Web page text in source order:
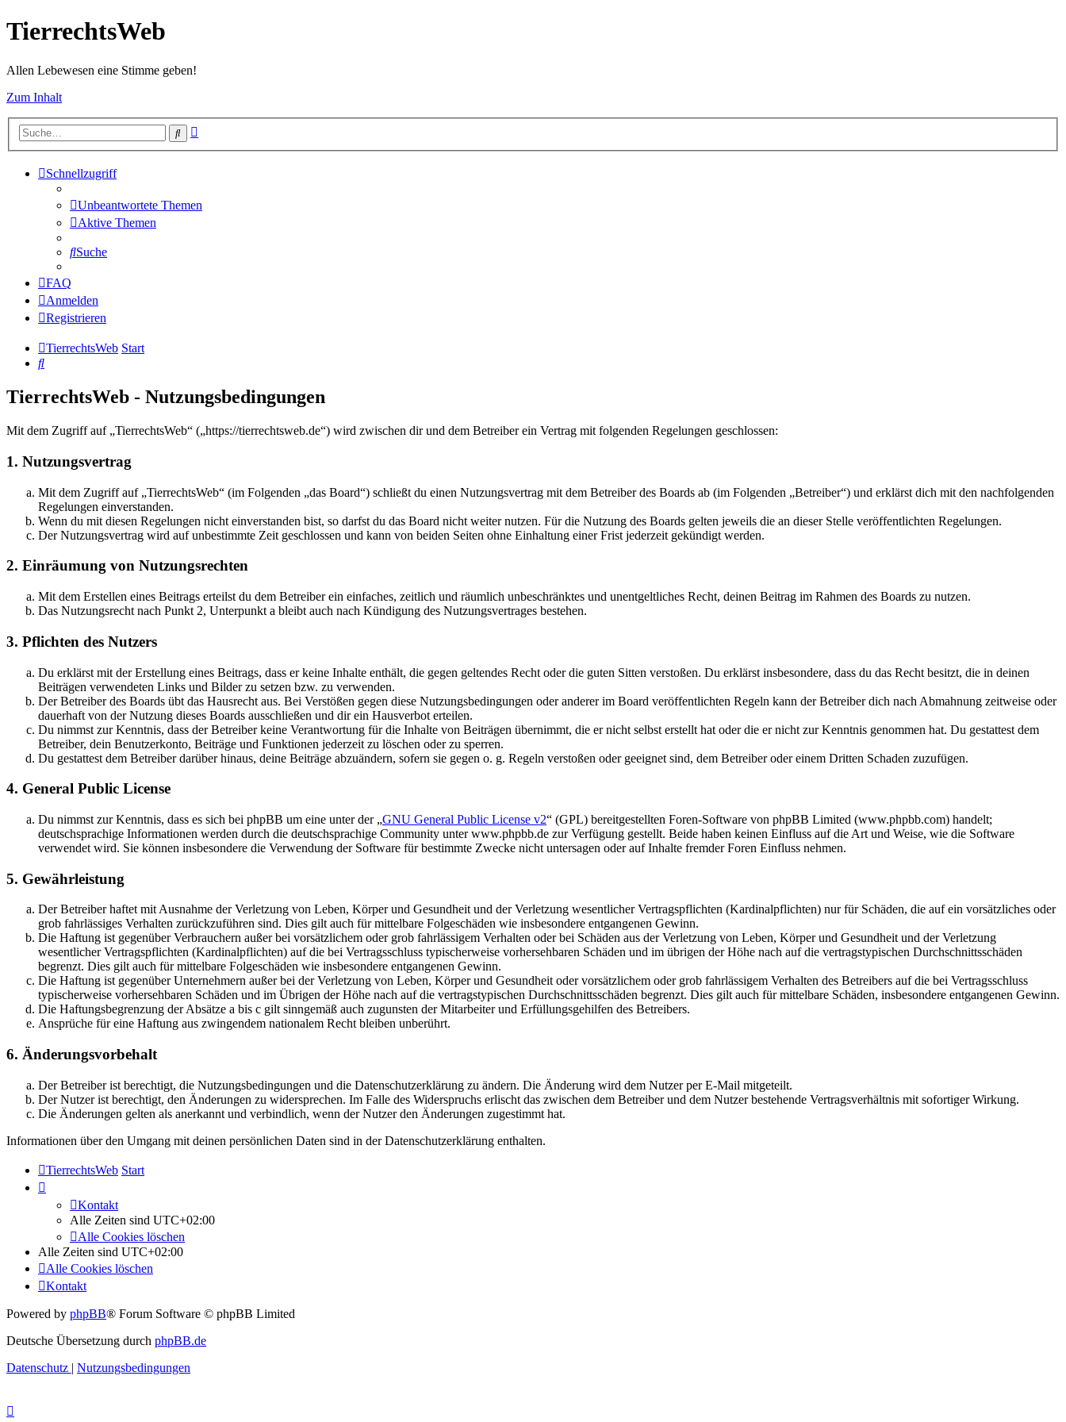
TierrechtsWeb
Allen Lebewesen eine Stimme geben!
Zum Inhalt
Suche
Schnellzugriff
Unbeantwortete Themen
Aktive Themen
Suche
FAQ
Anmelden
Registrieren
TierrechtsWeb Start
Suche
TierrechtsWeb - Nutzungsbedingungen
Mit dem Zugriff auf „TierrechtsWeb“ („https://tierrechtsweb.de“) wird zwischen dir und dem Betreiber ein Vertrag mit folgenden Regelungen geschlossen:
1. Nutzungsvertrag
Mit dem Zugriff auf „TierrechtsWeb“ (im Folgenden „das Board“) schließt du einen Nutzungsvertrag mit dem Betreiber des Boards ab (im Folgenden „Betreiber“) und erklärst dich mit den nachfolgenden
Regelungen einverstanden.
Wenn du mit diesen Regelungen nicht einverstanden bist, so darfst du das Board nicht weiter nutzen. Für die Nutzung des Boards gelten jeweils die an dieser Stelle veröffentlichten Regelungen.
Der Nutzungsvertrag wird auf unbestimmte Zeit geschlossen und kann von beiden Seiten ohne Einhaltung einer Frist jederzeit gekündigt werden.
2. Einräumung von Nutzungsrechten
Mit dem Erstellen eines Beitrags erteilst du dem Betreiber ein einfaches, zeitlich und räumlich unbeschränktes und unentgeltliches Recht, deinen Beitrag im Rahmen des Boards zu nutzen.
Das Nutzungsrecht nach Punkt 2, Unterpunkt a bleibt auch nach Kündigung des Nutzungsvertrages bestehen.
3. Pflichten des Nutzers
Du erklärst mit der Erstellung eines Beitrags, dass er keine Inhalte enthält, die gegen geltendes Recht oder die guten Sitten verstoßen. Du erklärst insbesondere, dass du das Recht besitzt, die in deinen
Beiträgen verwendeten Links und Bilder zu setzen bzw. zu verwenden.
Der Betreiber des Boards übt das Hausrecht aus. Bei Verstößen gegen diese Nutzungsbedingungen oder anderer im Board veröffentlichten Regeln kann der Betreiber dich nach Abmahnung zeitweise oder
dauerhaft von der Nutzung dieses Boards ausschließen und dir ein Hausverbot erteilen.
Du nimmst zur Kenntnis, dass der Betreiber keine Verantwortung für die Inhalte von Beiträgen übernimmt, die er nicht selbst erstellt hat oder die er nicht zur Kenntnis genommen hat. Du gestattest dem
Betreiber, dein Benutzerkonto, Beiträge und Funktionen jederzeit zu löschen oder zu sperren.
Du gestattest dem Betreiber darüber hinaus, deine Beiträge abzuändern, sofern sie gegen o. g. Regeln verstoßen oder geeignet sind, dem Betreiber oder einem Dritten Schaden zuzufügen.
4. General Public License
Du nimmst zur Kenntnis, dass es sich bei phpBB um eine unter der „GNU General Public License v2“ (GPL) bereitgestellten Foren-Software von phpBB Limited (www.phpbb.com) handelt;
deutschsprachige Informationen werden durch die deutschsprachige Community unter www.phpbb.de zur Verfügung gestellt. Beide haben keinen Einfluss auf die Art und Weise, wie die Software
verwendet wird. Sie können insbesondere die Verwendung der Software für bestimmte Zwecke nicht untersagen oder auf Inhalte fremder Foren Einfluss nehmen.
5. Gewährleistung
Der Betreiber haftet mit Ausnahme der Verletzung von Leben, Körper und Gesundheit und der Verletzung wesentlicher Vertragspflichten (Kardinalpflichten) nur für Schäden, die auf ein vorsätzliches oder
grob fahrlässiges Verhalten zurückzuführen sind. Dies gilt auch für mittelbare Folgeschäden wie insbesondere entgangenen Gewinn.
Die Haftung ist gegenüber Verbrauchern außer bei vorsätzlichem oder grob fahrlässigem Verhalten oder bei Schäden aus der Verletzung von Leben, Körper und Gesundheit und der Verletzung
wesentlicher Vertragspflichten (Kardinalpflichten) auf die bei Vertragsschluss typischerweise vorhersehbaren Schäden und im übrigen der Höhe nach auf die vertragstypischen Durchschnittsschäden
begrenzt. Dies gilt auch für mittelbare Folgeschäden wie insbesondere entgangenen Gewinn.
Die Haftung ist gegenüber Unternehmern außer bei der Verletzung von Leben, Körper und Gesundheit oder vorsätzlichem oder grob fahrlässigem Verhalten des Betreibers auf die bei Vertragsschluss
typischerweise vorhersehbaren Schäden und im Übrigen der Höhe nach auf die vertragstypischen Durchschnittsschäden begrenzt. Dies gilt auch für mittelbare Schäden, insbesondere entgangenen Gewinn.
Die Haftungsbegrenzung der Absätze a bis c gilt sinngemäß auch zugunsten der Mitarbeiter und Erfüllungsgehilfen des Betreibers.
Ansprüche für eine Haftung aus zwingendem nationalem Recht bleiben unberührt.
6. Änderungsvorbehalt
Der Betreiber ist berechtigt, die Nutzungsbedingungen und die Datenschutzerklärung zu ändern. Die Änderung wird dem Nutzer per E-Mail mitgeteilt.
Der Nutzer ist berechtigt, den Änderungen zu widersprechen. Im Falle des Widerspruchs erlischt das zwischen dem Betreiber und dem Nutzer bestehende Vertragsverhältnis mit sofortiger Wirkung.
Die Änderungen gelten als anerkannt und verbindlich, wenn der Nutzer den Änderungen zugestimmt hat.
Informationen über den Umgang mit deinen persönlichen Daten sind in der Datenschutzerklärung enthalten.
TierrechtsWeb Start
Kontakt
Alle Zeiten sind UTC+02:00
Alle Cookies löschen
Alle Zeiten sind UTC+02:00
Alle Cookies löschen
Kontakt
Powered by phpBB® Forum Software © phpBB Limited
Deutsche Übersetzung durch phpBB.de
Datenschutz | Nutzungsbedingungen